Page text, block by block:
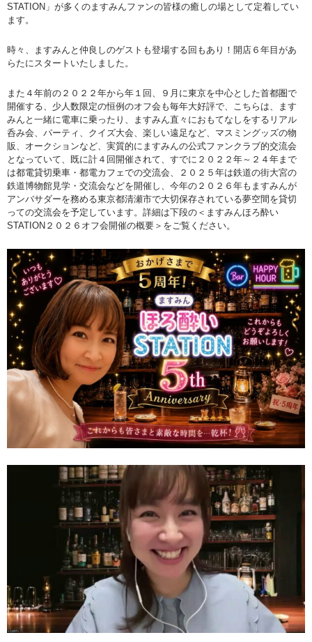
STATION」が多くのますみんファンの皆様の癒しの場として定着してい
ます。
時々、ますみんと仲良しのゲストも登場する回もあり！開店６年目があ
らたにスタートいたしました。
また４年前の２０２２年から年１回、９月に東京を中心とした首都圏で
開催する、少人数限定の恒例のオフ会も毎年大好評で、こちらは、ます
みんと一緒に電車に乗ったり、ますみん直々におもてなしをするリアル
呑み会、パーティ、クイズ大会、楽しい遠足など、マスミングッズの物
販、オークションなど、実質的にますみんの公式ファンクラブ的交流会
となっていて、既に計４回開催されて、すでに２０２２年～２４年まで
は都電貸切乗車・都電カフェでの交流会、２０２５年は鉄道の街大宮の
鉄道博物館見学・交流会などを開催し、今年の２０２６年もますみんが
アンバサダーを務める東京都清瀬市で大切保存されている夢空間を貸切
っての交流会を予定しています。詳細は下段の＜ますみんほろ酔い
STATION２０２６オフ会開催の概要＞をご覧ください。